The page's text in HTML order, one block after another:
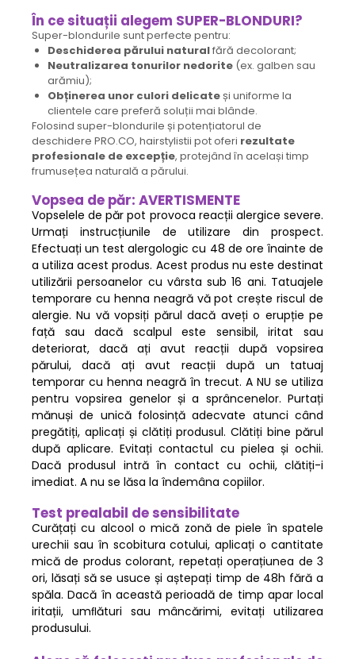
În ce situații alegem SUPER-BLONDURI?
Super-blondurile sunt perfecte pentru:
Deschiderea părului naturalfără decolorant;
Neutralizarea tonurilor nedorite (ex. galben sau
arămiu);
Obținerea unor culori delicateși uniforme la
clientele care preferă soluții mai blânde.
Folosind super-blondurile și potențiatorul de
deschidere PRO.CO, hairstylistii pot oferi rezultate
profesionale de excepție, protejând în același timp
frumusețea naturală a părului.
Vopsea de păr: AVERTISMENTE
Vopselele de păr pot provoca reacții alergice severe.
Urmați instrucțiunile de utilizare din prospect.
Efectuați un test alergologic cu 48 de ore înainte de
a utiliza acest produs. Acest produs nu este destinat
utilizării persoanelor cu vârsta sub 16 ani. Tatuajele
temporare cu henna neagră vă pot crește riscul de
alergie. Nu vă vopsiți părul dacă aveți o erupție pe
față sau dacă scalpul este sensibil, iritat sau
deteriorat, dacă ați avut reacții după vopsirea
părului, dacă ați avut reacții după un tatuaj
temporar cu henna neagră în trecut. A NU se utiliza
pentru vopsirea genelor și a sprâncenelor. Purtați
mănuși de unică folosință adecvate atunci când
pregătiți, aplicați și clătiți produsul. Clătiți bine părul
după aplicare. Evitați contactul cu pielea și ochii.
Dacă produsul intră în contact cu ochii, clătiți-i
imediat. A nu se lăsa la îndemâna copiilor.
Test prealabil de sensibilitate
Curățați cu alcool o mică zonă de piele în spatele
urechii sau în scobitura cotului, aplicați o cantitate
mică de produs colorant, repetați operațiunea de 3
ori, lăsați să se usuce și aștepați timp de 48h fără a
spăla. Dacă în această perioadă de timp apar local
iritații, umﬂături sau mâncărimi, evitați utilizarea
produsului.